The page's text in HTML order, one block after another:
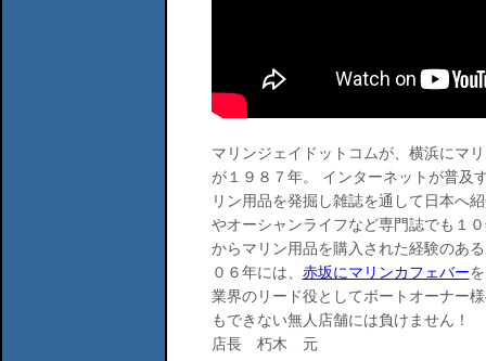
マリンジェイドットコムが、横浜にマ
が１９８７年。 インターネットが普及
リン用品を発掘し雑誌を通して日本へ
やオーシャンライフなど専門誌でも１
からマリン用品を購入された経験のあ
０６年には、 赤坂にマリンカフェバー
業界のリード役としてボートオーナー
もできない無人店舗には負けません！
店長 朽木 元